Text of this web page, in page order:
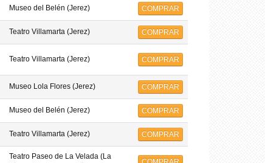
Museo del Belén (Jerez) COMPRAR
Teatro Villamarta (Jerez) COMPRAR
Teatro Villamarta (Jerez) COMPRAR
Museo Lola Flores (Jerez) COMPRAR
Museo del Belén (Jerez) COMPRAR
Teatro Villamarta (Jerez) COMPRAR
Teatro Paseo de La Velada (La